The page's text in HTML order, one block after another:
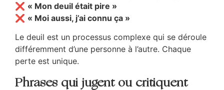
❌ « Mon deuil était pire »
❌ « Moi aussi, j’ai connu ça »
Le deuil est un processus complexe qui se déroule
différemment d’une personne à l’autre. Chaque
perte est unique.
Phrases qui jugent ou critiquent